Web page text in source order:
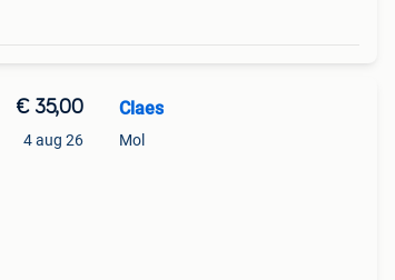
€ 35,00
4 aug 26
Claes
Mol